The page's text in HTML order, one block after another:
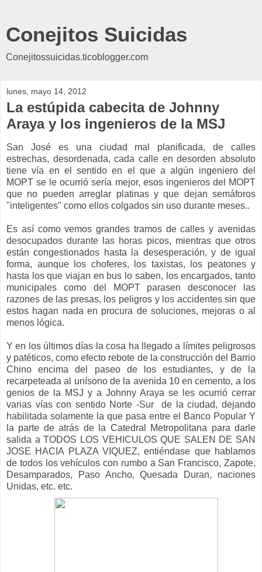
Conejitos Suicidas
Conejitossuicidas.ticoblogger.com
lunes, mayo 14, 2012
La estúpida cabecita de Johnny
Araya y los ingenieros de la MSJ
San José es una ciudad mal planificada, de calles
estrechas, desordenada, cada calle en desorden absoluto
tiene vía en el sentido en el que a algún ingeniero del
MOPT se le ocurrió sería mejor, esos ingenieros del MOPT
que no pueden arreglar platinas y que dejan semáforos
"inteligentes" como ellos colgados sin uso durante meses..
Es así como vemos grandes tramos de calles y avenidas
desocupados durante las horas picos, mientras que otros
están congestionados hasta la desesperación, y de igual
forma, aunque los choferes, los taxistas, los peatones y
hasta los que viajan en bus lo saben, los encargados, tanto
municipales como del MOPT parasen desconocer las
razones de las presas, los peligros y los accidentes sin que
estos hagan nada en procura de soluciones, mejoras o al
menos lógica.
Y en los últimos días la cosa ha llegado a límites peligrosos
y patéticos, como efecto rebote de la construcción del Barrio
Chino encima del paseo de los estudiantes, y de la
recarpeteada al unísono de la avenida 10 en cemento, a los
genios de la MSJ y a Johnny Araya se les ocurrió cerrar
varias vías con sentido Norte -Sur de la ciudad, dejando
habilitada solamente la que pasa entre el Banco Popular Y
la parte de atrás de la Catedral Metropolitana para darle
salida a TODOS LOS VEHICULOS QUE SALEN DE SAN
JOSE HACIA PLAZA VIQUEZ, entiéndase que hablamos
de todos los vehículos con rumbo a San Francisco, Zapote,
Desamparados, Paso Ancho, Quesada Duran, naciones
Unidas, etc. etc.